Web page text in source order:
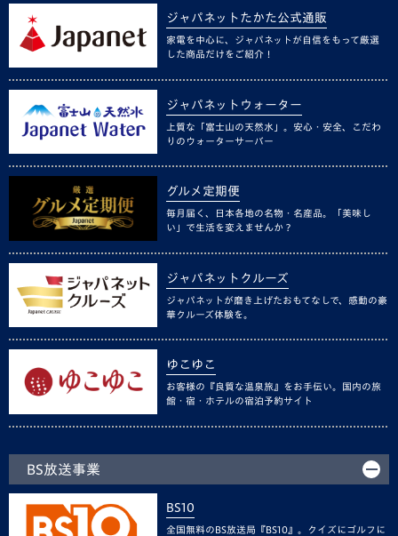
ジャパネットたかた公式通販
家電を中心に、ジャパネットが自信をもって厳選
した商品だけをご紹介！
ジャパネットウォーター
上質な「富士山の天然水」。安心・安全、こだわ
りのウォーターサーバー
グルメ定期便
毎月届く、日本各地の名物・名産品。「美味し
い」で生活を変えませんか？
ジャパネットクルーズ
ジャパネットが磨き上げたおもてなしで、感動の豪
華クルーズ体験を。
ゆこゆこ
お客様の『良質な温泉旅』をお手伝い。国内の旅
館・宿・ホテルの宿泊予約サイト
BS放送事業
BS10
全国無料のBS放送局『BS10』。クイズにゴルフに